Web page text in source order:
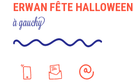
ERWAN FÊTE HALLOWEEN
à gauchy